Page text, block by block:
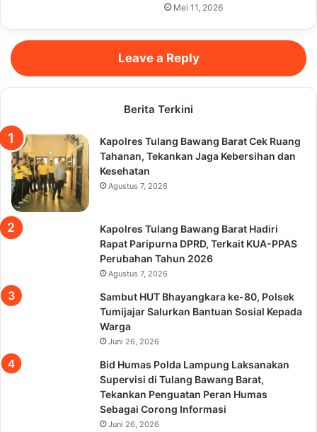
Mei 11, 2026
Leave a Reply
Berita Terkini
Kapolres Tulang Bawang Barat Cek Ruang
Tahanan, Tekankan Jaga Kebersihan dan
Kesehatan
Agustus 7, 2026
Kapolres Tulang Bawang Barat Hadiri
Rapat Paripurna DPRD, Terkait KUA-PPAS
Perubahan Tahun 2026
Agustus 7, 2026
Sambut HUT Bhayangkara ke-80, Polsek
Tumijajar Salurkan Bantuan Sosial Kepada
Warga
Juni 26, 2026
Bid Humas Polda Lampung Laksanakan
Supervisi di Tulang Bawang Barat,
Tekankan Penguatan Peran Humas
Sebagai Corong Informasi
Juni 26, 2026